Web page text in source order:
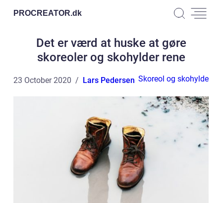
PROCREATOR.dk
Det er værd at huske at gøre
skoreoler og skohylder rene
23 October 2020 Lars Pedersen Skoreol og skohylde